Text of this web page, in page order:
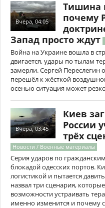
Вчера, 04:05
Тишина
почему
Запад просто ждут
Война на Украине вошла в
двигается, удары по тылам
замерли. Сергей Переслегин
перешёл к жёсткой
осенью ситуация может
Вчера, 03:45
Киев
России
трёх
Новости / Военные материалы
Серия ударов по
блокадой одесских портов.
логистикой и пытается
назвал три сценария,
возможности устраивать
именно изменится и почему